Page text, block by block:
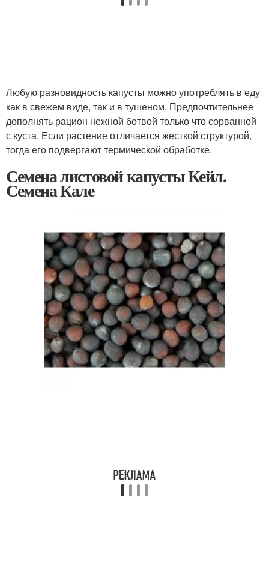
Любую разновидность капусты можно употреблять в еду
как в свежем виде, так и в тушеном. Предпочтительнее
дополнять рацион нежной ботвой только что сорванной
с куста. Если растение отличается жесткой структурой,
тогда его подвергают термической обработке.
Семена листовой капусты Кейл.
Семена Кале